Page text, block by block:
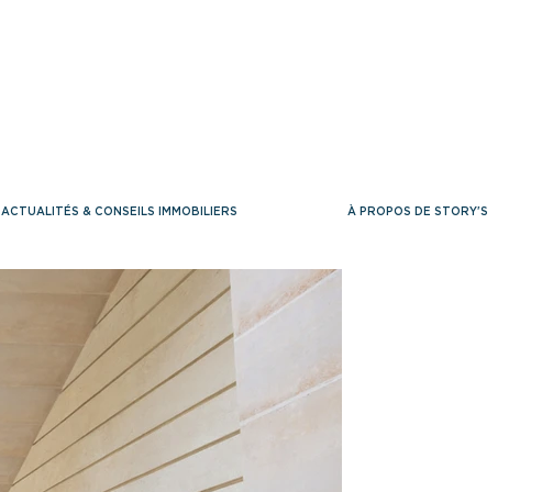
ACTUALITÉS & CONSEILS IMMOBILIERS À PROPOS DE STORY'S